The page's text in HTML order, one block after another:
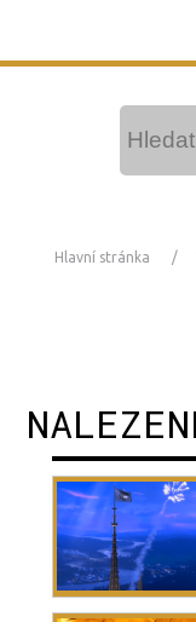
Hlavní stránka